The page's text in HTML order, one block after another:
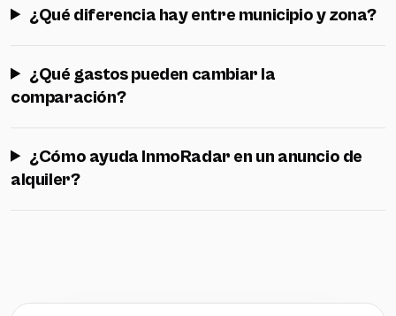
¿Qué diferencia hay entre municipio y zona?
¿Qué gastos pueden cambiar la
comparación?
¿Cómo ayuda InmoRadar en un anuncio de
alquiler?